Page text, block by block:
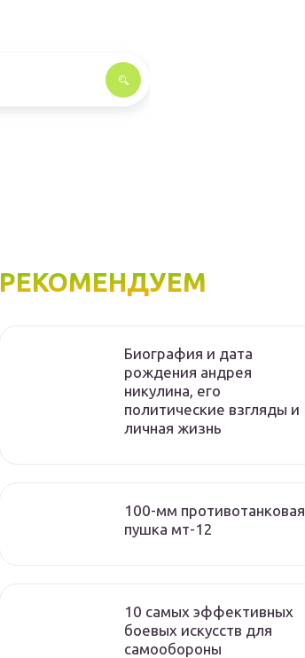
РЕКОМЕНДУЕМ
Биография и дата
рождения андрея
никулина, его
политические взгляды и
личная жизнь
100-мм противотанковая
пушка мт-12
10 самых эффективных
боевых искусств для
самообороны